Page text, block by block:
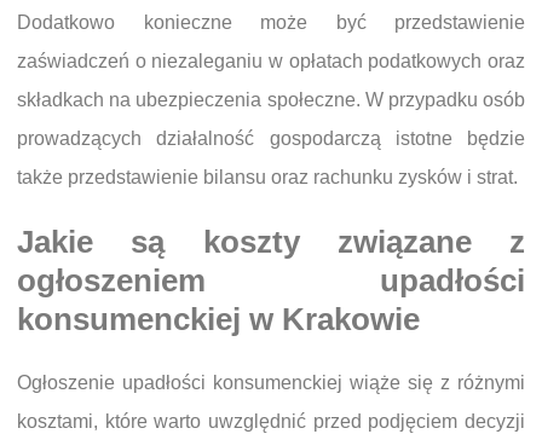
Dodatkowo konieczne może być przedstawienie
zaświadczeń o niezaleganiu w opłatach podatkowych oraz
składkach na ubezpieczenia społeczne. W przypadku osób
prowadzących działalność gospodarczą istotne będzie
także przedstawienie bilansu oraz rachunku zysków i strat.
Jakie są koszty związane z
ogłoszeniem upadłości
konsumenckiej w Krakowie
Ogłoszenie upadłości konsumenckiej wiąże się z różnymi
kosztami, które warto uwzględnić przed podjęciem decyzji